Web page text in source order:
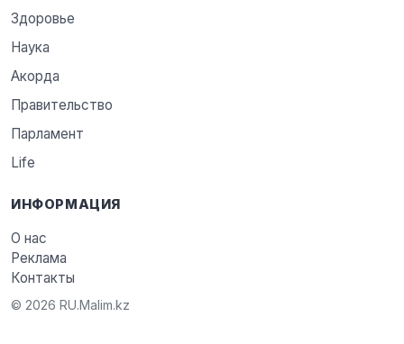
Здоровье
Наука
Акорда
Правительство
Парламент
Life
ИНФОРМАЦИЯ
О нас
Реклама
Контакты
© 2026 RU.Malim.kz